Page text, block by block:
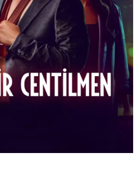
Şahin Şenay Gürler Haki Biçici
Nazlı
Alpay Aslan Selen Uçer
Kubilay